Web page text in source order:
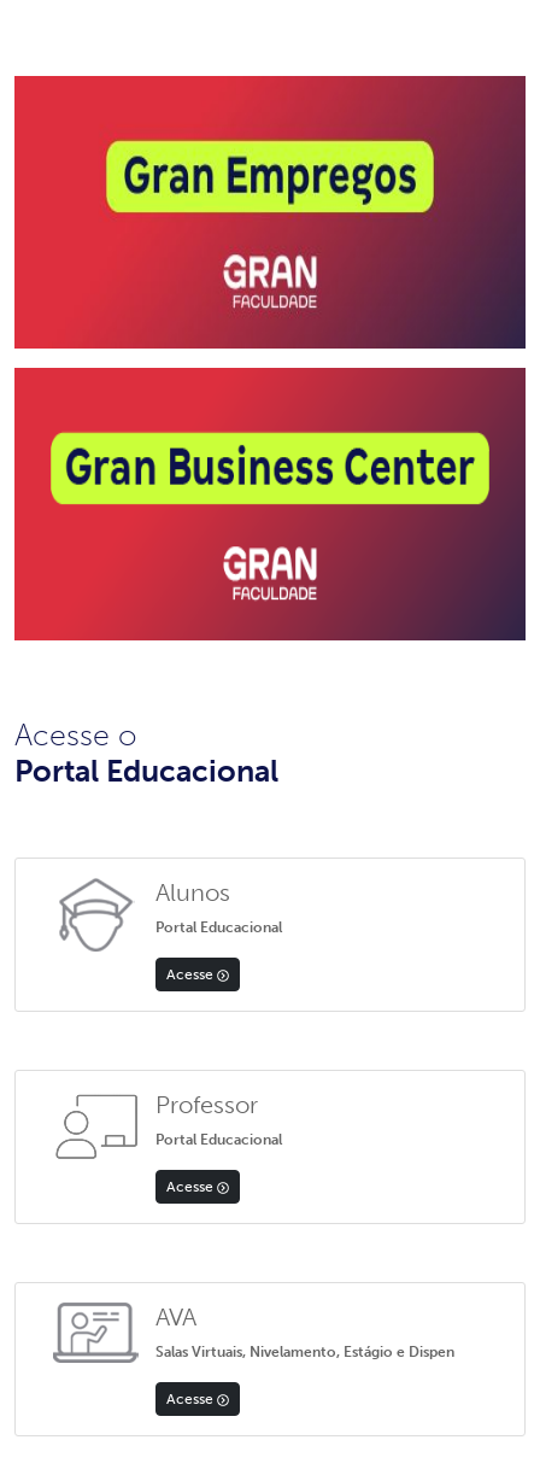
Acesse o
Portal Educacional
Alunos
Portal Educacional
Acesse
Professor
Portal Educacional
Acesse
AVA
Salas Virtuais, Nivelamento, Estágio e Dispen
Acesse